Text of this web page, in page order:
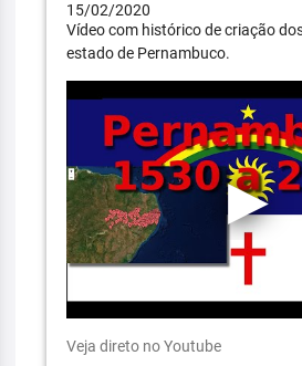
15/02/2020
Vídeo com histórico de criação
estado de Pernambuco.
Veja direto no Youtube